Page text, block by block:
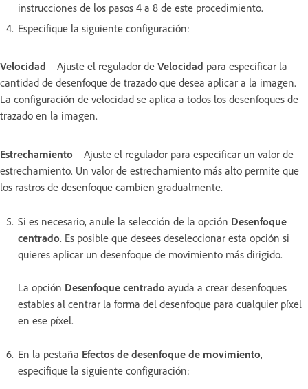
instrucciones de los pasos 4 a 8 de este procedimiento.
Especifique la siguiente configuración:
Velocidad Ajuste el regulador de Velocidad para especificar la
cantidad de desenfoque de trazado que desea aplicar a la imagen.
La configuración de velocidad se aplica a todos los desenfoques de
trazado en la imagen.
Estrechamiento
Ajuste el regulador para especificar un valor de
estrechamiento. Un valor de estrechamiento más alto permite que
los rastros de desenfoque cambien gradualmente.
Si es necesario, anule la selección de la opción Desenfoque
centrado. Es posible que desees deseleccionar esta opción si
quieres aplicar un desenfoque de movimiento más dirigido.
La opción Desenfoque centrado ayuda a crear desenfoques
estables al centrar la forma del desenfoque para cualquier píxel
en ese píxel.
En la pestaña Efectos de desenfoque de movimiento,
especifique la siguiente configuración: